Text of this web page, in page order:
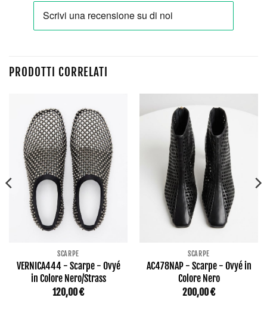
PRODOTTI CORRELATI
SCARPE
VERNICA444 - Scarpe - Ovyé
in Colore Nero/Strass
120,00€
SCARPE
AC478NAP - Scarpe - Ovyé in
Colore Nero
200,00€